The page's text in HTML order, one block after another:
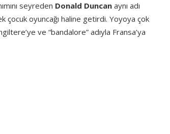
seyreden Donald Duncan aynı adı
çocuk oyuncağı haline getirdi. Yoyoya çok
ve “bandalore” adıyla Fransa’ya